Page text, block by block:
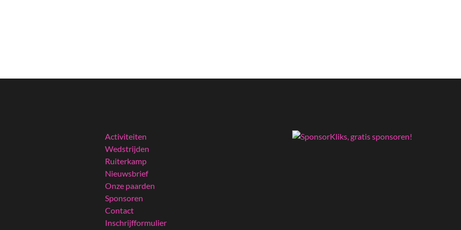
Activiteiten
Wedstrijden
Ruiterkamp
Nieuwsbrief
Onze paarden
Sponsoren
Contact
Inschrijfformulier